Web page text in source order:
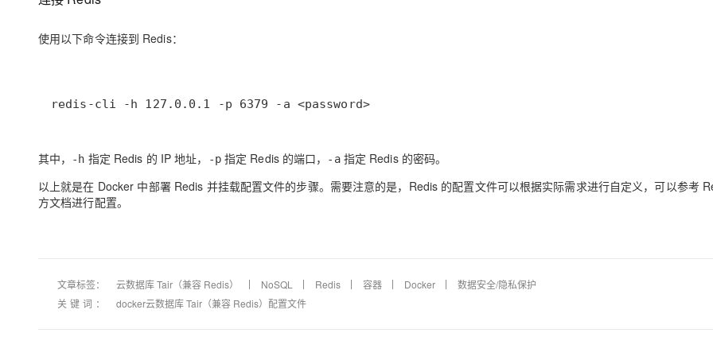
使用以下命令连接到 Redis：
redis-cli -h 127.0.0.1 -p 6379 -a <password>
其中， -h 指定 Redis 的 IP 地址， -p指定 Redis 的端口， -a指定 Redis 的密码。
以上就是在 Docker 中部署 Redis 并挂载配置文件的步骤。需要注意的是，Redis 的配置文件可以根据实际需求进行自定义，可以参考
方文档进行配置。
文章标签： 云数据库 Tair（兼容 Redis） NoSQL Redis 容器 Docker
数据安全/隐私保护
关键词：
docker云数据库 Tair（兼容 Redis）配置文件